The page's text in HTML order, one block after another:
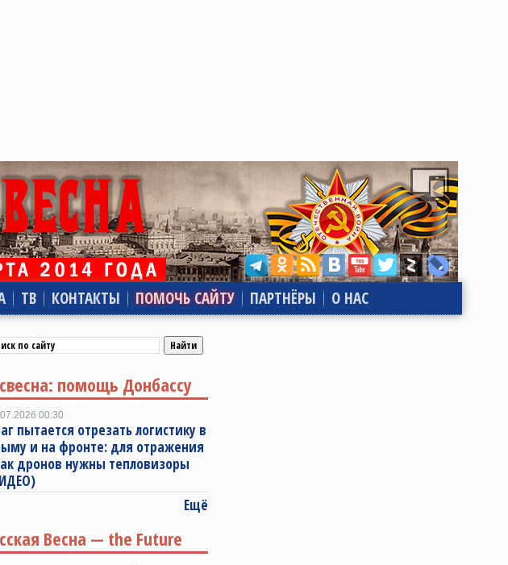
ТВ КОНТАКТЫ ПОМОЧЬ САЙТУ ПАРТНЁРЫ О НАС
помощь Донбассу
00:30
пытается отрезать логистику в
и на фронте: для отражения
дронов нужны тепловизоры
Ещё
Весна — the Future